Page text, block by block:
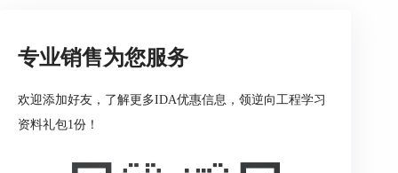
专业销售为您服务
欢迎添加好友，了解更多IDA优惠信息，领逆向工程学习
资料礼包1份！